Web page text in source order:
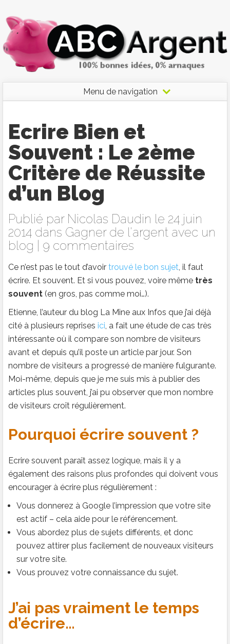
Menu de navigation
Ecrire Bien et
Souvent : Le 2ème
Critère de Réussite
d’un Blog
Publié par Nicolas Daudin le 24 juin
2014 dans Gagner de l'argent avec un
blog
9 commentaires
Ce n’est pas le tout d’avoir trouvé le bon sujet, il faut
écrire. Et souvent. Et si vous pouvez, voire même très
souvent (en gros, pas comme moi…).
Etienne, l’auteur du blog La Mine aux Infos que j’ai déjà
cité à plusieurs reprises ici, a fait une étude de cas très
intéressante où il compare son nombre de visiteurs
avant et depuis qu’il poste un article par jour. Son
nombre de visiteurs a progressé de manière fulgurante.
Moi-même, depuis que je me suis mis à publier des
articles plus souvent, j’ai pu observer que mon nombre
de visiteurs croît régulièrement.
Pourquoi écrire souvent ?
Ecrire souvent paraît assez logique, mais il y a
également des raisons plus profondes qui doivent vous
encourager à écrire plus régulièrement :
Vous donnerez à Google l’impression que votre site
est actif – cela aide pour le référencement.
Vous abordez plus de sujets différents, et donc
pouvez attirer plus facilement de nouveaux visiteurs
sur votre site.
Vous prouvez votre connaissance du sujet.
J’ai pas vraiment le temps
d’écrire…